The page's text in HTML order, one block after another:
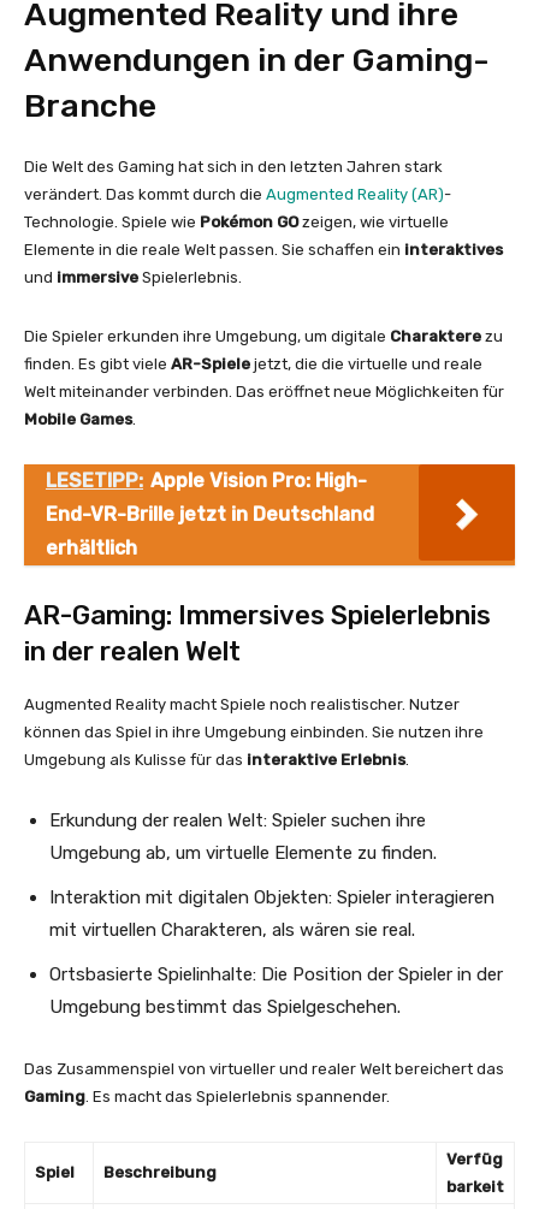
Augmented Reality und ihre
Anwendungen in der Gaming-
Branche
Die Welt des Gaming hat sich in den letzten Jahren stark
verändert. Das kommt durch die Augmented Reality (AR)-
Technologie. Spiele wie Pokémon GOzeigen, wie virtuelle
Elemente in die reale Welt passen. Sie schaffen ein interaktives
und immersive Spielerlebnis.
Die Spieler erkunden ihre Umgebung, um digitale Charaktere zu
finden. Es gibt viele AR-Spiele jetzt, die die virtuelle und reale
Welt miteinander verbinden. Das eröffnet neue Möglichkeiten für
Mobile Games.
LESETIPP: Apple Vision Pro: High-
End-VR-Brille jetzt in Deutschland
erhältlich
AR-Gaming: Immersives Spielerlebnis
in der realen Welt
Augmented Reality macht Spiele noch realistischer. Nutzer
können das Spiel in ihre Umgebung einbinden. Sie nutzen ihre
Umgebung als Kulisse für das interaktive Erlebnis.
Erkundung der realen Welt: Spieler suchen ihre
Umgebung ab, um virtuelle Elemente zu finden.
Interaktion mit digitalen Objekten: Spieler interagieren
mit virtuellen Charakteren, als wären sie real.
Ortsbasierte Spielinhalte: Die Position der Spieler in der
Umgebung bestimmt das Spielgeschehen.
Das Zusammenspiel von virtueller und realer Welt bereichert das
Gaming . Es macht das Spielerlebnis spannender.
Spiel Beschreibung
Verfüg
barkeit